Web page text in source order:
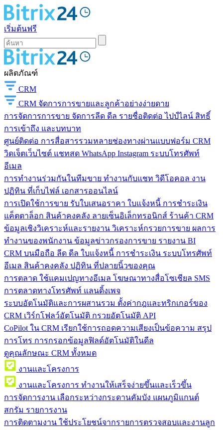
เริ่มต้นฟรี
ผลิตภัณฑ์
CRM
CRM จัดการการขายและลูกค้าอย่างง่ายดาย
การจัดการการขาย จัดการลีด ดีล รายชื่อติดต่อ ไปป์ไลน์ สิทธิ์
การเข้าถึง และบทบาท
ศูนย์ติดต่อ การสื่อสารรวมหลายช่องทางผ่านแบบฟอร์ม CRM
วิดเจ็ตเว็บไซต์ แชทสด WhatsApp Instagram ระบบโทรศัพท์
อีเมล
การทำงานร่วมกันในทีมขาย ทำงานกับแชท วิดีโอคอล งาน
ปฏิทิน ที่เก็บไฟล์ เอกสารออนไลน์
การเปิดใช้การขาย รับใบเสนอราคา ใบแจ้งหนี้ การชำระเงิน
แค็ตตาล็อก สินค้าคงคลัง ลายเซ็นอิเล็กทรอนิกส์ ร้านค้า CRM
ข้อมูลเชิงวิเคราะห์และรายงาน วิเคราะห์กรวยการขาย ผลการ
ทำงานของพนักงาน ข้อมูลข่าวกรองการขาย รายงาน BI
CRM บนมือถือ ลีด ดีล ใบแจ้งหนี้ การชำระเงิน ระบบโทรศัพท์
อีเมล สินค้าคงคลัง ปฏิทิน ที่ปลายนิ้วของคุณ
การตลาด ใช้แคมเปญทางอีเมล โฆษณาทางสื่อโซเชียล SMS
การตลาดทางโทรศัพท์ แลนดิ้งเพจ
ระบบอัตโนมัติและการผสานรวม ตั้งค่ากฎและทริกเกอร์ของ
CRM เวิร์กโฟลว์อัตโนมัติ กรวยอัตโนมัติ API
CoPilot ใน CRM เรียกใช้การถอดความเสียงเป็นข้อความ สรุป
การโทร การกรอกข้อมูลฟิลด์อัตโนมัติในดีล
ดูคุณลักษณะ CRM ทั้งหมด
งานและโครงการ
งานและโครงการ ทำงานให้เสร็จง่ายขึ้นและเร็วขึ้น
การจัดการงาน เลือกระหว่างกระดานคัมบัง แผนภูมิแกนต์
สกรัม รายการงาน
การติดตามงาน ใช้ประโยชน์จากรายการตรวจสอบและงานลูก